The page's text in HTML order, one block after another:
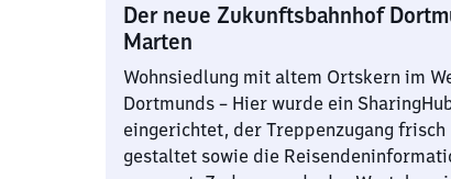
Der neue Zukunftsbahnhof
Marten
Wohnsiedlung mit altem Ortskern im
Dortmunds – Hier wurde ein
eingerichtet, der Treppenzugang frisch
gestaltet sowie die